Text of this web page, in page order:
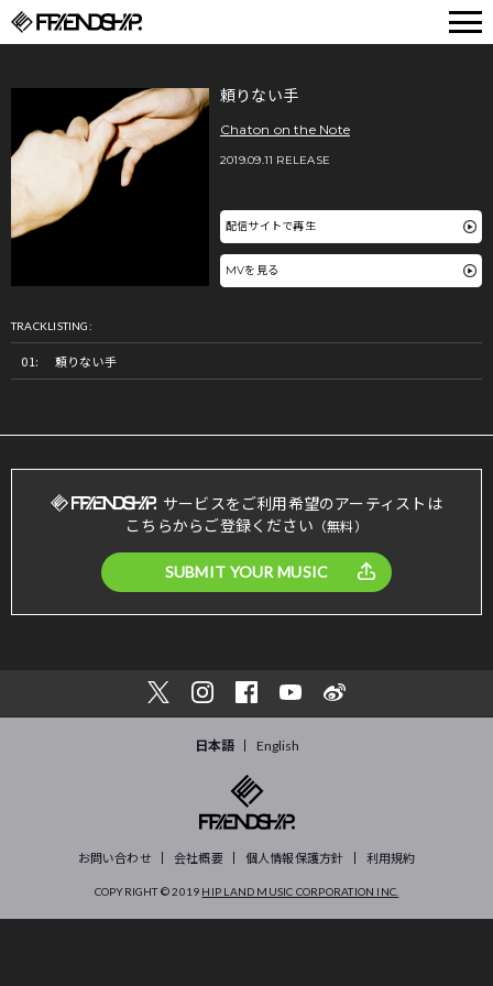
頼りない手
Chaton on the Note
2019.09.11 RELEASE
配信サイトで再生
MVを見る
TRACKLISTING:
頼りない手
サービスをご利用希望のアーティストは
こちらからご登録ください （無料）
SUBMIT YOUR MUSIC
日本語 English
お問い合わせ 会社概要 個人情報保護方針 利用規約
COPYRIGHT © 2019 HIP LAND MUSIC CORPORATION INC.